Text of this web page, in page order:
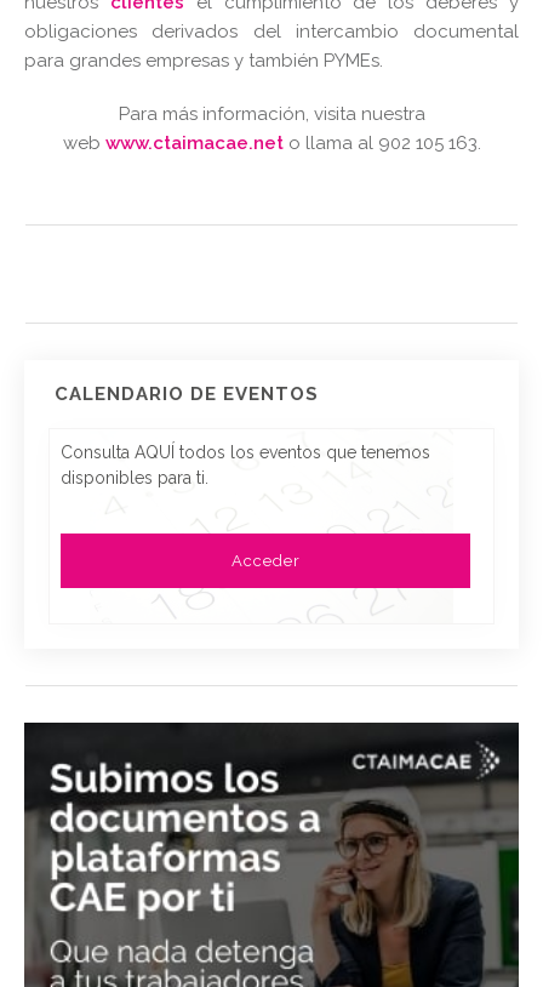
obligaciones derivados del intercambio documental
para grandes empresas y también PYMEs.
Para más información, visita nuestra
web www.ctaimacae.neto llama al 902 105 163.
CALENDARIO DE EVENTOS
Consulta AQUÍ todos los eventos que tenemos
disponibles para ti.
Acceder